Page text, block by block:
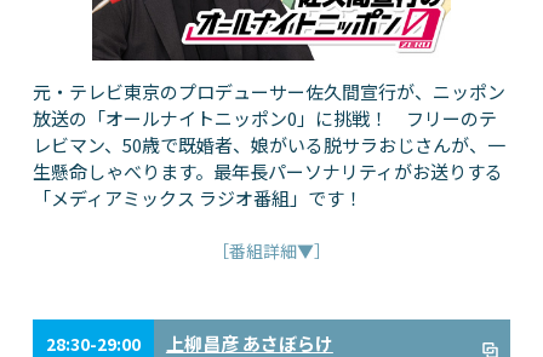
元・テレビ東京のプロデューサー佐久間宣行が、ニッポン
放送の「オールナイトニッポン0」に挑戦！ フリーのテ
レビマン、50歳で既婚者、娘がいる脱サラおじさんが、一
生懸命しゃべります。最年長パーソナリティがお送りする
「メディアミックス ラジオ番組」です！
［番組詳細▼］
28:30-29:00 上柳昌彦 あさぼらけ